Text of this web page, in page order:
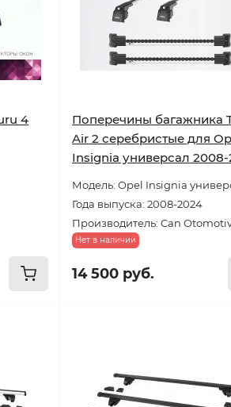
4
Поперечины багажника
Air 2 серебристые для
Insignia универсал
Модель: Opel Insignia
Года выпуска: 2008-2024
Производитель: Can
Нет в наличии
14 500 руб.